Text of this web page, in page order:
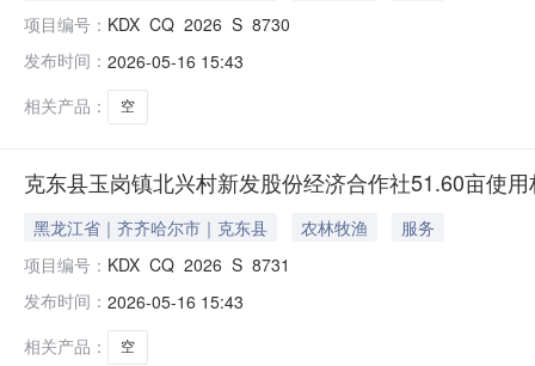
项目编号： KDX_CQ_2026_S_8730
发布时间： 2026-05-16 15:43
相关产品：
空
克东县玉岗镇北兴村新发股份经济合作社51.60亩使
黑龙江省｜齐齐哈尔市｜克东县 农林牧渔
服务
项目编号： KDX_CQ_2026_S_8731
发布时间： 2026-05-16 15:43
相关产品：
空